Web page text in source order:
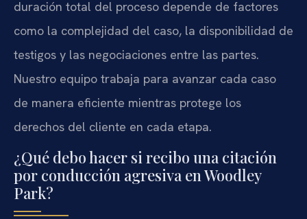
duración total del proceso depende de factores
como la complejidad del caso, la disponibilidad de
testigos y las negociaciones entre las partes.
Nuestro equipo trabaja para avanzar cada caso
de manera eficiente mientras protege los
derechos del cliente en cada etapa.
¿Qué debo hacer si recibo una citación
por conducción agresiva en Woodley
Park?